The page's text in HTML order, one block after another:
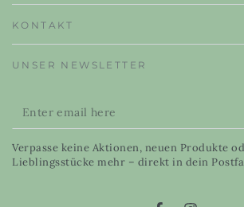
KONTAKT
UNSER NEWSLETTER
Enter
email
here
Verpasse keine Aktionen, neuen Produkte
Lieblingsstücke mehr – direkt in dein